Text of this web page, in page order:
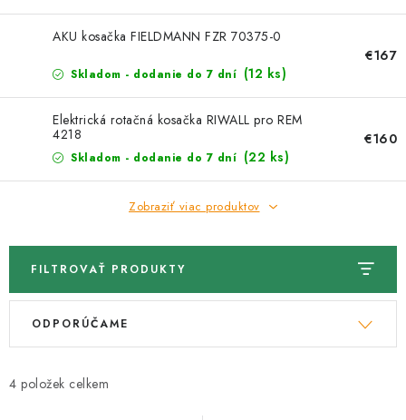
AKU kosačka FIELDMANN FZR 70375-0
Skladom - dodanie do 7 dní (12 ks)
€167
Elektrická rotačná kosačka RIWALL pro REM
4218
Skladom - dodanie do 7 dní (22 ks)
€160
Zobraziť viac produktov
FILTROVAŤ PRODUKTY
V
i
4
R
e
ODPORÚČAME